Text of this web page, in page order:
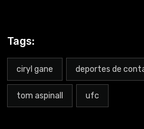
Tags:
ciryl gane deportes de
tom aspinall ufc